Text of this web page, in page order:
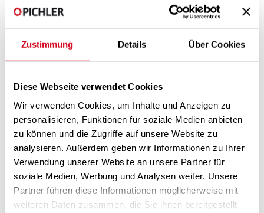
Zustimmung Details Über Cookies
Diese Webseite verwendet Cookies
Wir verwenden Cookies, um Inhalte und Anzeigen zu
personalisieren, Funktionen für soziale Medien anbieten
zu können und die Zugriffe auf unsere Website zu
analysieren. Außerdem geben wir Informationen zu Ihrer
Verwendung unserer Website an unsere Partner für
soziale Medien, Werbung und Analysen weiter. Unsere
Partner führen diese Informationen möglicherweise mit
weiteren Daten zusammen, die Sie ihnen bereitgestellt
Komfort-Service
NEU: Unser Komfort-Service-Team bietet Ihnen technische
Dienstleistungen mit höchster Servicequalität. Wartung u. v.
m.Mehr »